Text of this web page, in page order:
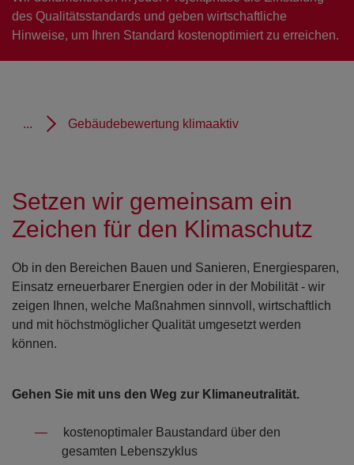
des Qualitätsstandards und geben wirtschaftliche
Hinweise, um Ihren Standard kostenoptimiert zu erreichen.
... Gebäudebewertung klimaaktiv
Setzen wir gemeinsam ein
Zeichen für den Klimaschutz
Ob in den Bereichen Bauen und Sanieren, Energiesparen,
Einsatz erneuerbarer Energien oder in der Mobilität - wir
zeigen Ihnen, welche Maßnahmen sinnvoll, wirtschaftlich
und mit höchstmöglicher Qualität umgesetzt werden
können.
Gehen Sie mit uns den Weg zur Klimaneutralität.
kostenoptimaler Baustandard über den
gesamten Lebenszyklus